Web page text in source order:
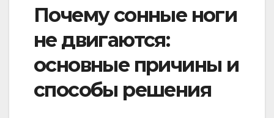
Почему сонные ноги
не двигаются:
основные причины и
способы решения